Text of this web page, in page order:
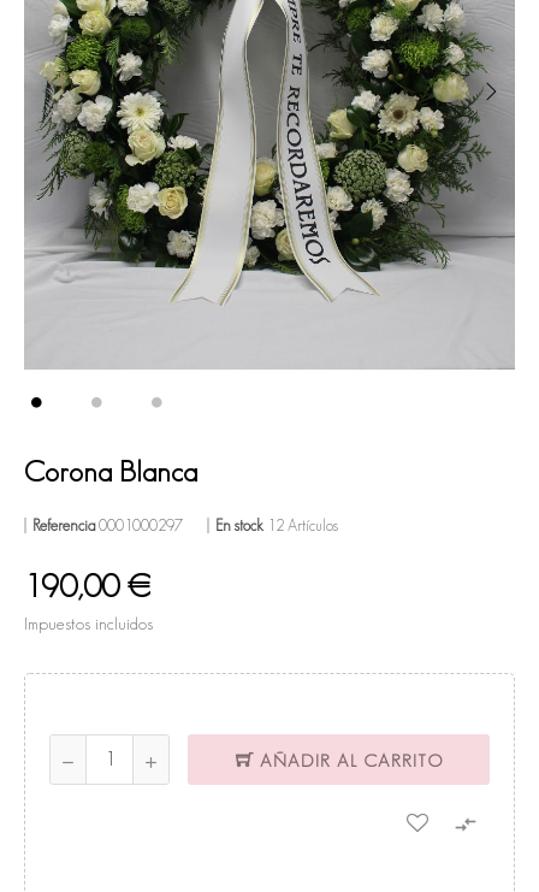
Corona Blanca
Referencia 0001000297 En stock 12 Artículos
190,00 €
Impuestos incluidos
AÑADIR AL CARRITO
